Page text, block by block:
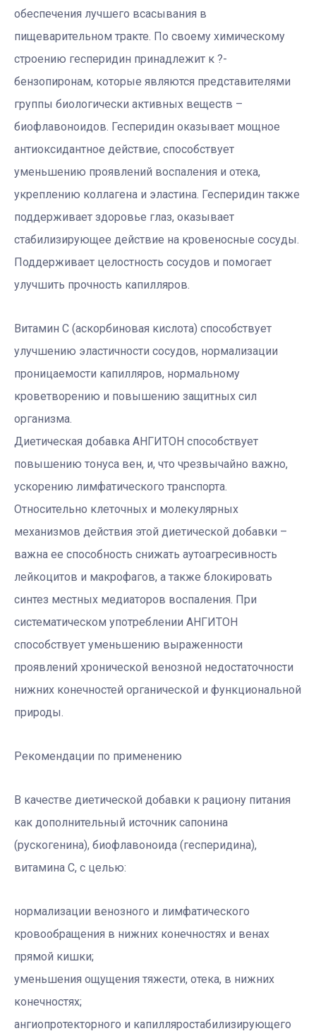
обеспечения лучшего всасывания в
пищеварительном тракте. По своему химическому
строению гесперидин принадлежит к ?-
бензопиронам, которые являются представителями
группы биологически активных веществ –
биофлавоноидов. Гесперидин оказывает мощное
антиоксидантное действие, способствует
уменьшению проявлений воспаления и отека,
укреплению коллагена и эластина. Гесперидин также
поддерживает здоровье глаз, оказывает
стабилизирующее действие на кровеносные сосуды.
Поддерживает целостность сосудов и помогает
улучшить прочность капилляров.
Витамин С (аскорбиновая кислота) способствует
улучшению эластичности сосудов, нормализации
проницаемости капилляров, нормальному
кроветворению и повышению защитных сил
организма.
Диетическая добавка АНГИТОН способствует
повышению тонуса вен, и, что чрезвычайно важно,
ускорению лимфатического транспорта.
Относительно клеточных и молекулярных
механизмов действия этой диетической добавки –
важна ее способность снижать аутоагресивность
лейкоцитов и макрофагов, а также блокировать
синтез местных медиаторов воспаления. При
систематическом употреблении АНГИТОН
способствует уменьшению выраженности
проявлений хронической венозной недостаточности
нижних конечностей органической и функциональной
природы.
Рекомендации по применению
В качестве диетической добавки к рациону питания
как дополнительный источник сапонина
(рускогенина), биофлавоноида (гесперидина),
витамина С, с целью:
нормализации венозного и лимфатического
кровообращения в нижних конечностях и венах
прямой кишки;
уменьшения ощущения тяжести, отека, в нижних
конечностях;
ангиопротекторного и капилляростабилизирующего